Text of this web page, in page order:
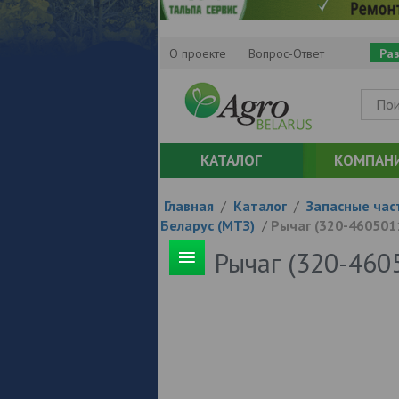
О проекте Вопрос-Ответ
КАТАЛОГ
Главная / Каталог / Запасные
Беларус (МТЗ) / Рычаг (320-
Рычаг (320-